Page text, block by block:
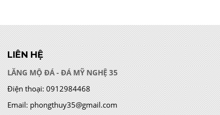
LIÊN HỆ
LĂNG MỘ ĐÁ - ĐÁ MỸ NGHỆ 35
Điện thoại: 0912984468
Email: phongthuy35@gmail.com